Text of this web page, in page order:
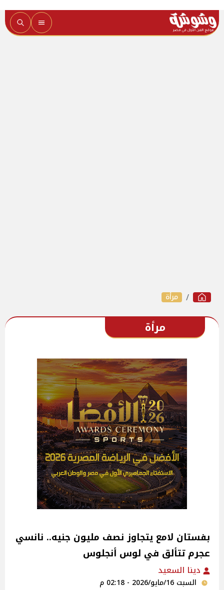
مرأة
مرأة
بفستان لامع يتجاوز نصف مليون جنيه.. نانسي
عجرم تتألق في لوس أنجلوس
دينا السعيد
السبت 16/مايو/2026 - 02:18 م